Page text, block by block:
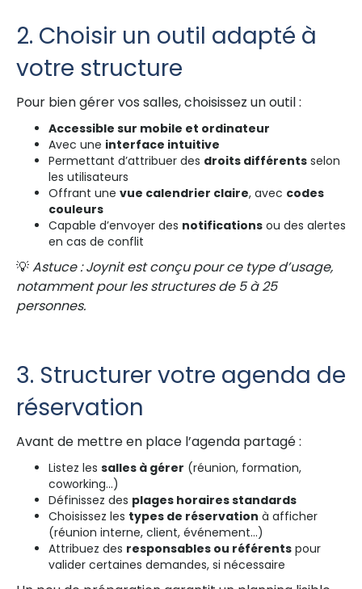
2. Choisir un outil adapté à
votre structure
Pour bien gérer vos salles, choisissez un outil :
Accessible sur mobile et ordinateur
Avec une interface intuitive
Permettant d’attribuer des droits différents selon
les utilisateurs
Offrant une vue calendrier claire, avec codes
couleurs
Capable d’envoyer des notifications ou des alertes
en cas de conflit
💡Astuce : Joynit est conçu pour ce type d’usage,
notamment pour les structures de 5 à 25
personnes.
3. Structurer votre agenda de
réservation
Avant de mettre en place l’agenda partagé :
Listez les salles à gérer (réunion, formation,
coworking…)
Définissez des plages horaires standards
Choisissez les types de réservation à afficher
(réunion interne, client, événement…)
Attribuez des responsables ou référents pour
valider certaines demandes, si nécessaire